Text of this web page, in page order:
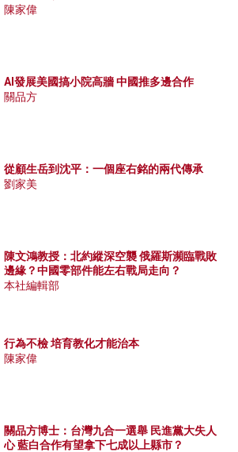
陳家偉
AI發展美國搞小院高牆 中國推多邊合作
關品方
從顧生岳到沈平：一個座右銘的兩代傳承
劉家美
陳文鴻教授：北約縱深空襲 俄羅斯瀕臨戰敗
邊緣？中國零部件能左右戰局走向？
本社編輯部
行為不檢 培育教化才能治本
陳家偉
關品方博士：台灣九合一選舉 民進黨大失人
心 藍白合作有望拿下七成以上縣市？